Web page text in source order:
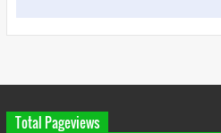
Total Pageviews